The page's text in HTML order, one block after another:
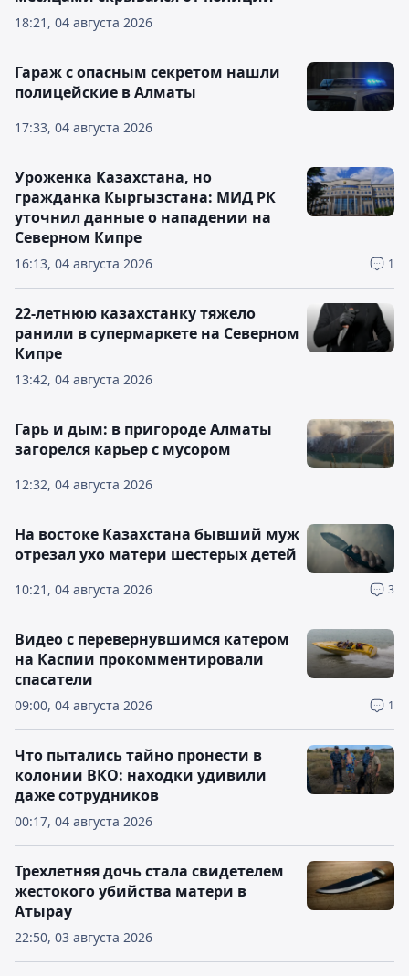
18:21, 04 августа 2026
17:33, 04 августа 2026
Гараж с опасным секретом нашли
полицейские в Алматы
16:13, 04 августа 2026 1
Уроженка Казахстана, но
гражданка Кыргызстана: МИД РК
уточнил данные о нападении на
Северном Кипре
13:42, 04 августа 2026
22-летнюю казахстанку тяжело
ранили в супермаркете на Северном
Кипре
12:32, 04 августа 2026
Гарь и дым: в пригороде Алматы
загорелся карьер с мусором
10:21, 04 августа 2026 3
На востоке Казахстана бывший муж
отрезал ухо матери шестерых детей
09:00, 04 августа 2026 1
Видео с перевернувшимся катером
на Каспии прокомментировали
спасатели
00:17, 04 августа 2026
Что пытались тайно пронести в
колонии ВКО: находки удивили
даже сотрудников
22:50, 03 августа 2026
Трехлетняя дочь стала свидетелем
жестокого убийства матери в
Атырау